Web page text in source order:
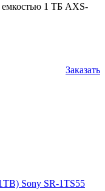
1 TБ AXS-
Заказать
Sony SR-1TS55